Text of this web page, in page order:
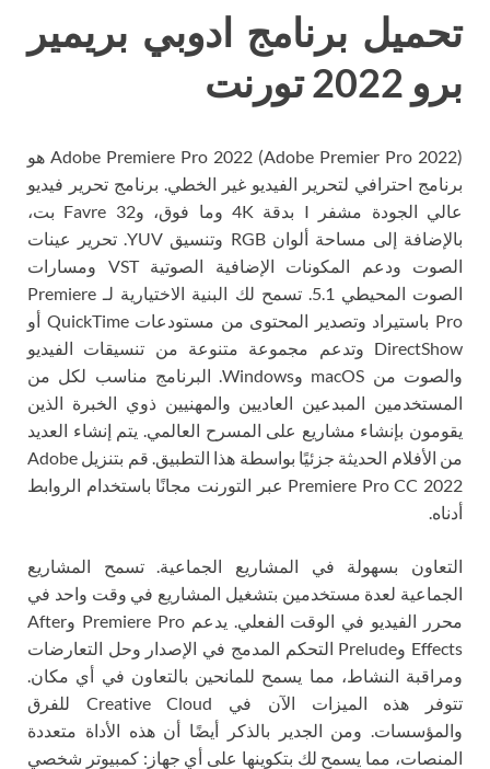
تحميل برنامج ادوبي بريمير
برو 2022 تورنت
Adobe Premiere Pro 2022 (Adobe Premier Pro 2022) هو
برنامج احترافي لتحرير الفيديو غير الخطي. برنامج تحرير فيديو
عالي الجودة مشفر I بدقة 4K وما فوق، وFavre 32 بت،
بالإضافة إلى مساحة ألوان RGB وتنسيق YUV. تحرير عينات
الصوت ودعم المكونات الإضافية الصوتية VST ومسارات
الصوت المحيطي 5.1. تسمح لك البنية الاختيارية لـ Premiere
Pro باستيراد وتصدير المحتوى من مستودعات QuickTime أو
DirectShow وتدعم مجموعة متنوعة من تنسيقات الفيديو
والصوت من macOS وWindows. البرنامج مناسب لكل من
المستخدمين المبدعين العاديين والمهنيين ذوي الخبرة الذين
يقومون بإنشاء مشاريع على المسرح العالمي. يتم إنشاء العديد
من الأفلام الحديثة جزئيًا بواسطة هذا التطبيق. قم بتنزيل Adobe
Premiere Pro CC 2022 عبر التورنت مجانًا باستخدام الروابط
أدناه.
التعاون بسهولة في المشاريع الجماعية. تسمح المشاريع
الجماعية لعدة مستخدمين بتشغيل المشاريع في وقت واحد في
محرر الفيديو في الوقت الفعلي. يدعم Premiere Pro وAfter
Effects وPrelude التحكم المدمج في الإصدار وحل التعارضات
ومراقبة النشاط، مما يسمح للمانحين بالتعاون في أي مكان.
تتوفر هذه الميزات الآن في Creative Cloud للفرق
والمؤسسات. ومن الجدير بالذكر أيضًا أن هذه الأداة متعددة
المنصات، مما يسمح لك بتكوينها على أي جهاز: كمبيوتر شخصي